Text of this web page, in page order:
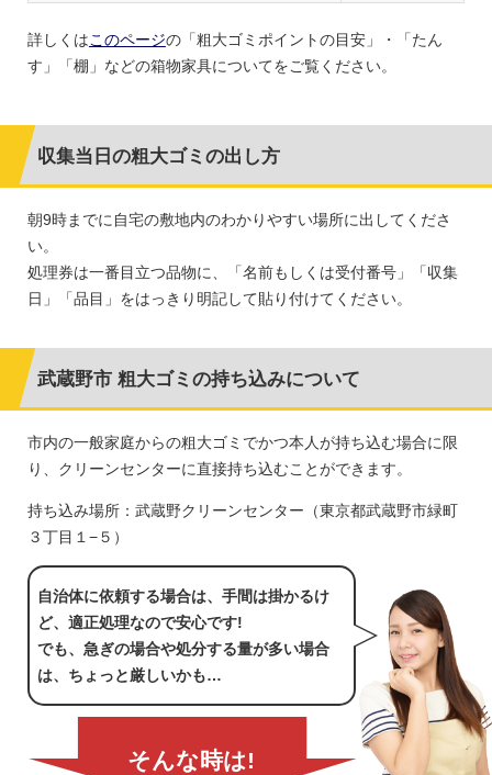
詳しくはこのページの「粗大ゴミポイントの目安」・「たん
す」「棚」などの箱物家具についてをご覧ください。
収集当日の粗大ゴミの出し方
朝9時までに自宅の敷地内のわかりやすい場所に出してくださ
い。
処理券は一番目立つ品物に、「名前もしくは受付番号」「収集
日」「品目」をはっきり明記して貼り付けてください。
武蔵野市 粗大ゴミの持ち込みについて
市内の一般家庭からの粗大ゴミでかつ本人が持ち込む場合に限
り、クリーンセンターに直接持ち込むことができます。
持ち込み場所：武蔵野クリーンセンター（東京都武蔵野市緑町
３丁目１−５）
自治体に依頼する場合は、手間は掛かるけ
ど、適正処理なので安心です!
でも、急ぎの場合や処分する量が多い場合
は、ちょっと厳しいかも…
そんな時は!